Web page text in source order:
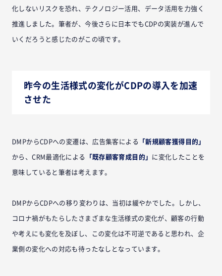
化しないリスクを恐れ、テクノロジー活用、データ活用を力強く
推進しました。筆者が、今後さらに日本でもCDPの実装が進んで
いくだろうと感じたのがこの頃です。
昨今の生活様式の変化がCDPの導入を加速
させた
DMPからCDPへの変遷は、広告集客による 「新規顧客獲得目的」
から、CRM最適化による 「既存顧客育成目的」 に変化したことを
意味していると筆者は考えます。
DMPからCDPへの移り変わりは、当初は緩やかでした。しかし、
コロナ禍がもたらしたさまざまな生活様式の変化が、顧客の行動
や考えにも変化を及ぼし、この変化は不可逆であると思われ、企
業側の変化への対応も待ったなしとなっています。